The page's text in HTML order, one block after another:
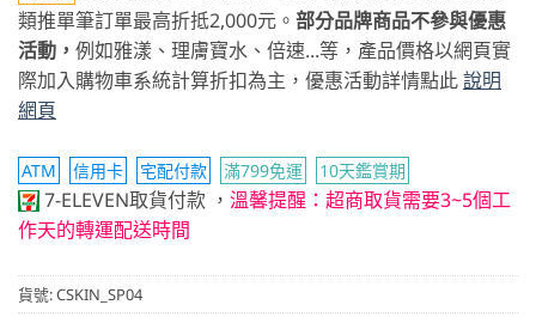
類推單筆訂單最高折抵2,000元。 部分品牌商品不參與優惠
活動， 例如雅漾、理膚寶水、倍速...等，產品價格以網頁實
際加入購物車系統計算折扣為主，優惠活動詳情點此說明
網頁
ATM 信用卡 宅配付款 滿799免運 10天鑑賞期
7-ELEVEN取貨付款 ， 溫馨提醒：超商取貨需要3~5個工
作天的轉運配送時間
貨號:CSKIN_SP04